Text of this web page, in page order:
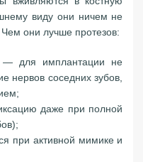
виду они ничем не
они лучше протезов:
— для имплантации не
нервов соседних зубов,
даже при полной
при активной мимике и